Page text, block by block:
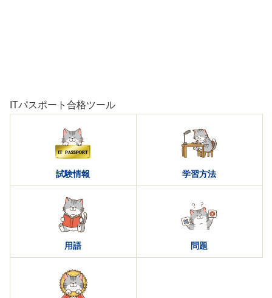
ITパスポート合格ツール
試験情報 学習方法
用語 問題